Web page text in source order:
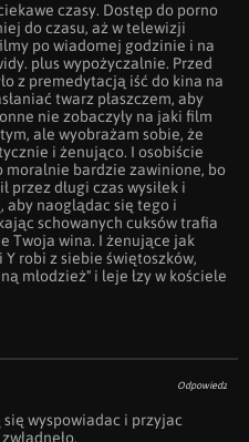
czasy. Dostęp do porno
do czasu, aż w telewizji
po wiadomej godzinie i na
plus wypożyczalnie. Przed
z premedytacją iść do kina na
twarz płaszczem, aby
nie zobaczyły na jaki film
ale wyobrażam sobie, że
i żenująco. I osobiście
moralnie bardzie zawinione, bo
przez długi czas wysiłek i
aby naoglądac się tego i
schowanych cuksów trafia
Twoja wina. I żenujące jak
robi z siebie świętoszków,
młodzież" i leje łzy w kościele
Odpowiedz
się wyspowiadac i przyjac